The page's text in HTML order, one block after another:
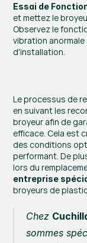
Essai de
et mettez le
Observez le
vibration
d'installation.
Le processus de
en suivant les
broyeur afin de
efficace. Cela est
des conditions
performant. De
entreprise
broyeurs de
Chez
sommes